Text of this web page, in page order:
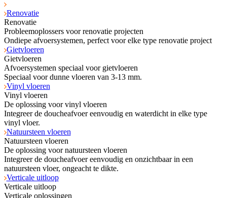
Renovatie
Renovatie
Probleemoplossers voor renovatie projecten
Ondiepe afvoersystemen, perfect voor elke type renovatie project
Gietvloeren
Gietvloeren
Afvoersystemen speciaal voor gietvloeren
Speciaal voor dunne vloeren van 3-13 mm.
Vinyl vloeren
Vinyl vloeren
De oplossing voor vinyl vloeren
Integreer de doucheafvoer eenvoudig en waterdicht in elke type
vinyl vloer.
Natuursteen vloeren
Natuursteen vloeren
De oplossing voor natuursteen vloeren
Integreer de doucheafvoer eenvoudig en onzichtbaar in een
natuursteen vloer, ongeacht te dikte.
Verticale uitloop
Verticale uitloop
Verticale oplossingen